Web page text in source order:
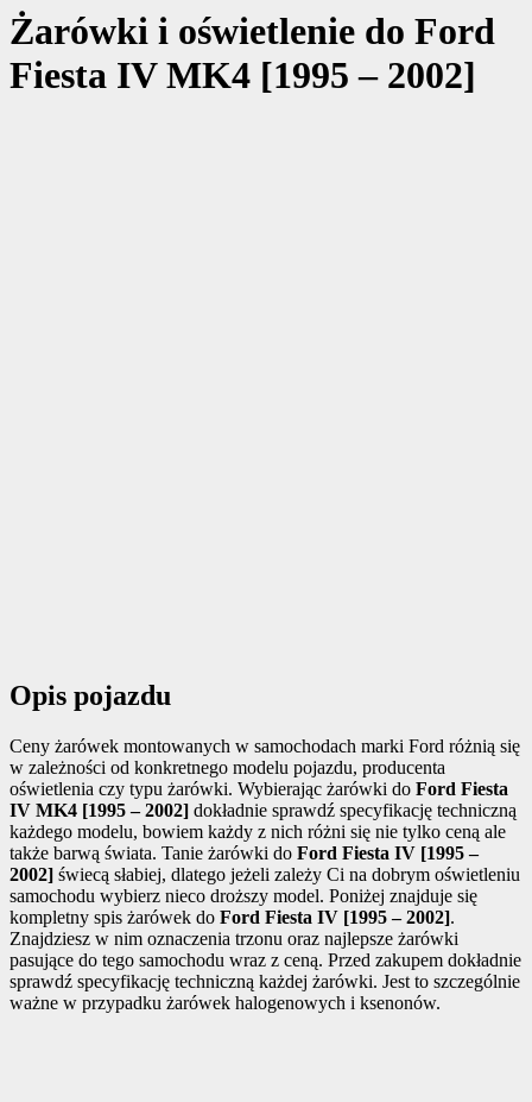
Żarówki i oświetlenie do Ford
Fiesta IV MK4 [1995 – 2002]
Opis pojazdu
Ceny żarówek montowanych w samochodach marki Ford różnią się
w zależności od konkretnego modelu pojazdu, producenta
oświetlenia czy typu żarówki. Wybierając żarówki do Ford Fiesta
IV MK4 [1995 – 2002] dokładnie sprawdź specyfikację techniczną
każdego modelu, bowiem każdy z nich różni się nie tylko ceną ale
także barwą świata. Tanie żarówki do Ford Fiesta IV [1995 –
2002] świecą słabiej, dlatego jeżeli zależy Ci na dobrym oświetleniu
samochodu wybierz nieco droższy model. Poniżej znajduje się
kompletny spis żarówek do Ford Fiesta IV [1995 – 2002].
Znajdziesz w nim oznaczenia trzonu oraz najlepsze żarówki
pasujące do tego samochodu wraz z ceną. Przed zakupem dokładnie
sprawdź specyfikację techniczną każdej żarówki. Jest to szczególnie
ważne w przypadku żarówek halogenowych i ksenonów.